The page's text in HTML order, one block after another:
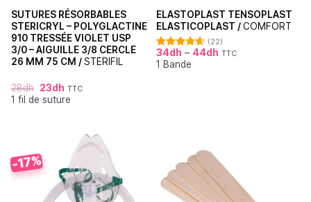
SUTURES RÉSORBABLES
STERICRYL – POLYGLACTINE
910 TRESSÉE VIOLET USP
3/0 – AIGUILLE 3/8 CERCLE
26 MM 75 CM /STERIFIL
28dh 23dh TTC
1 fil de suture
ELASTOPLAST TENSOPLAST
ELASTICOPLAST /COMFORT
Note4.64
sur 5
(22)
34dh – 44dh TTC
1 Bande
-17%